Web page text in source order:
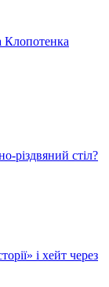
Клопотенка
різдвяний стіл?
і хейт через